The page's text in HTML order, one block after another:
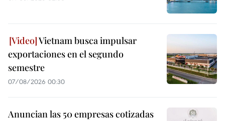
Vietnam busca impulsar
exportaciones en el segundo
semestre
07/08/2026 00:30
Anuncian las 50 empresas cotizadas